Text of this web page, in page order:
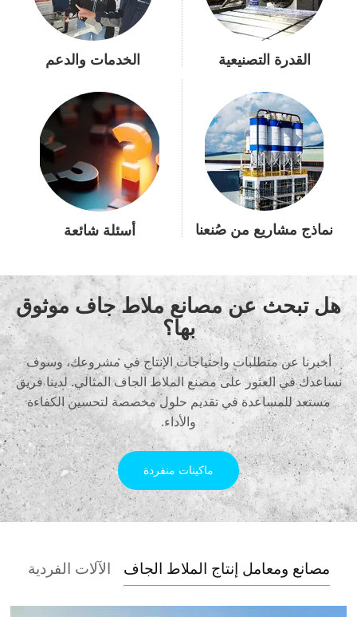
القدرة التصنيعية الخدمات والدعم
نماذج مشاريع من صُنعنا أسئلة شائعة
هل تبحث عن مصانع ملاط جاف موثوق
بها؟
أخبرنا عن متطلبات واحتياجات الإنتاج في مشروعك، وسوف
نساعدك في العثور على مصنع الملاط الجاف المثالي. لدينا فريق
مستعد للمساعدة في تقديم حلول مخصصة لتحسين الكفاءة
والأداء.
ماكينات منفردة
مصانع ومعامل إنتاج الملاط الجاف الآلات الفردية